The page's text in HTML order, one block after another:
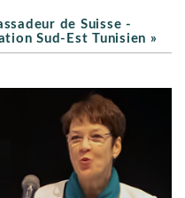
de Suisse -
Sud-Est Tunisien »